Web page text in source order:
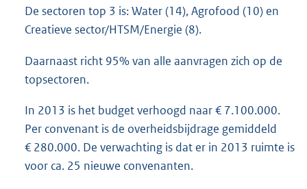
De sectoren top 3 is: Water (14), Agrofood (10) en
Creatieve sector/HTSM/Energie (8).
Daarnaast richt 95% van alle aanvragen zich op de
topsectoren.
In 2013 is het budget verhoogd naar € 7.100.000.
Per convenant is de overheidsbijdrage gemiddeld
€ 280.000. De verwachting is dat er in 2013 ruimte is
voor ca. 25 nieuwe convenanten.